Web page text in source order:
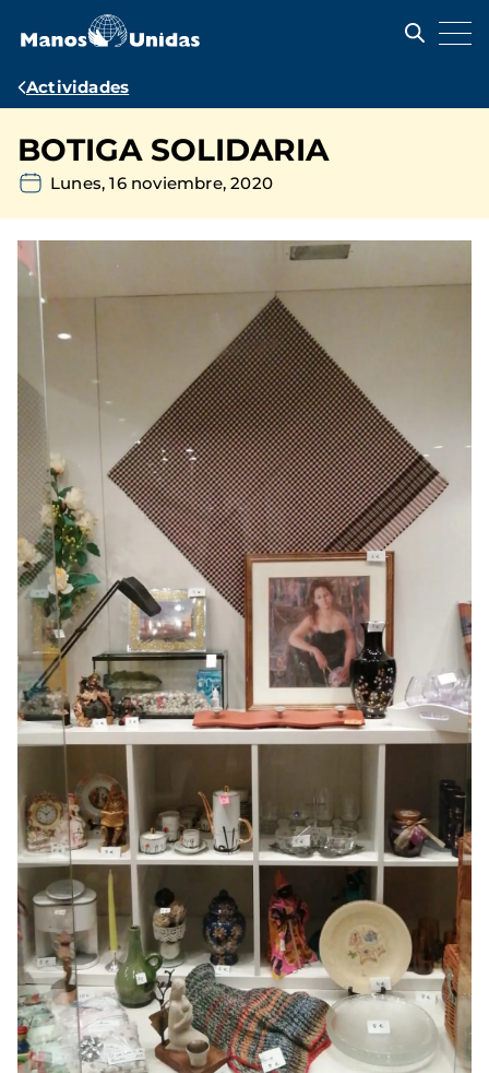
contenido
Ruta
navegación
Actividades
BOTIGA SOLIDARIA
Lunes, 16 noviembre, 2020